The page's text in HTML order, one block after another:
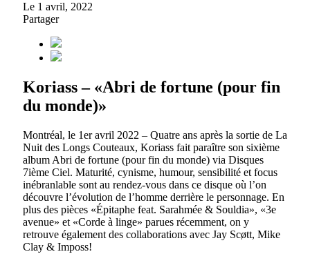
Le 1 avril, 2022
Partager
Koriass – «Abri de fortune (pour fin
du monde)»
Montréal, le 1er avril 2022 – Quatre ans après la sortie de La
Nuit des Longs Couteaux, Koriass fait paraître son sixième
album Abri de fortune (pour fin du monde) via Disques
7ième Ciel. Maturité, cynisme, humour, sensibilité et focus
inébranlable sont au rendez-vous dans ce disque où l’on
découvre l’évolution de l’homme derrière le personnage. En
plus des pièces «Épitaphe feat. Sarahmée & Souldia», «3e
avenue» et «Corde à linge» parues récemment, on y
retrouve également des collaborations avec Jay Scøtt, Mike
Clay & Imposs!